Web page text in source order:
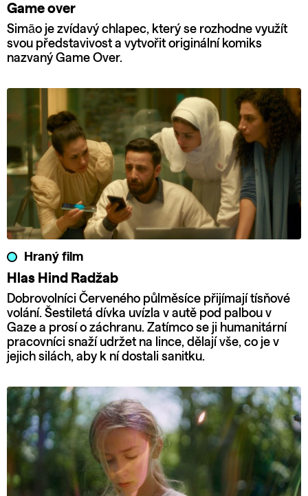
Game over
Simão je zvídavý chlapec, který se rozhodne využít
svou představivost a vytvořit originální komiks
nazvaný Game Over.
Hraný film
Hlas Hind Radžab
Dobrovolníci Červeného půlměsíce přijímají tísňové
volání. Šestiletá dívka uvízla v autě pod palbou v
Gaze a prosí o záchranu. Zatímco se ji humanitární
pracovníci snaží udržet na lince, dělají vše, co je v
jejich silách, aby k ní dostali sanitku.